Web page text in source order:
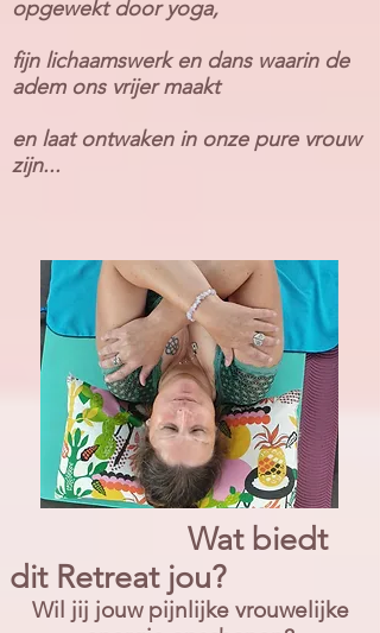
opgewekt door yoga,
fijn​ lichaamswerk en dans waarin de
adem ons vrijer maakt
en laatontwakenin onze pure vrouw
zijn...
Wat biedt
dit Retreat jou?
Wil jij jouw pijnlijke vrouwelijke